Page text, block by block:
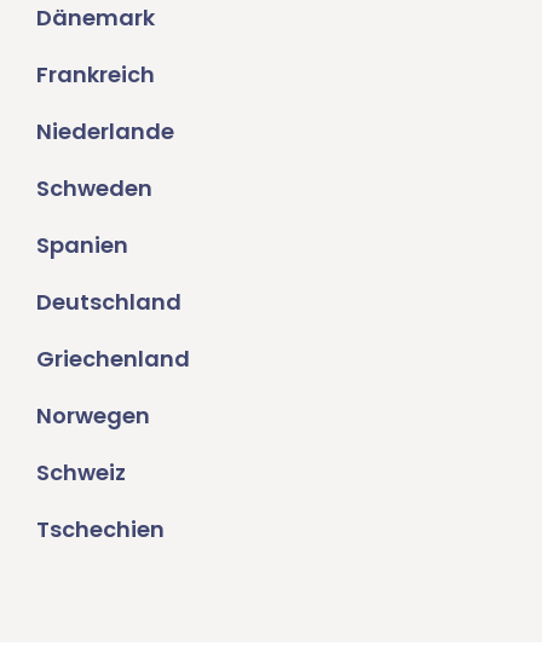
Dänemark
Frankreich
Niederlande
Schweden
Spanien
Deutschland
Griechenland
Norwegen
Schweiz
Tschechien